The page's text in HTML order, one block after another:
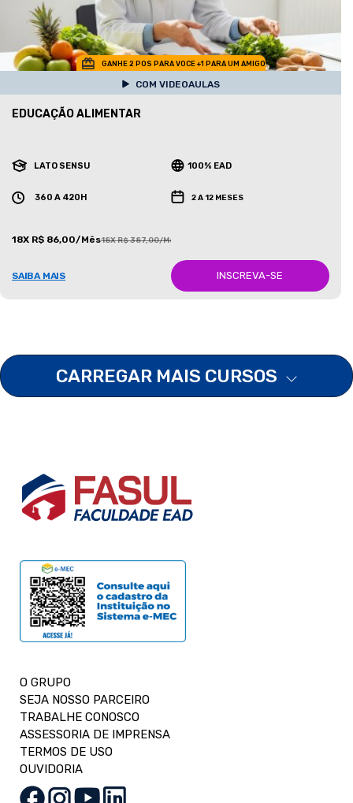
GANHE 2 POS PARA VOCE +1 PARA UM AMIGO
COM VIDEOAULAS
EDUCAÇÃO ALIMENTAR
LATO SENSU 100% EAD
360 A 420H 2 A 12 MESES
18X R$ 86,00/Mês18X R$ 387,00/Mês
SAIBA MAIS INSCREVA-SE
CARREGAR MAIS CURSOS
O GRUPO
SEJA NOSSO PARCEIRO
TRABALHE CONOSCO
ASSESSORIA DE IMPRENSA
TERMOS DE USO
OUVIDORIA